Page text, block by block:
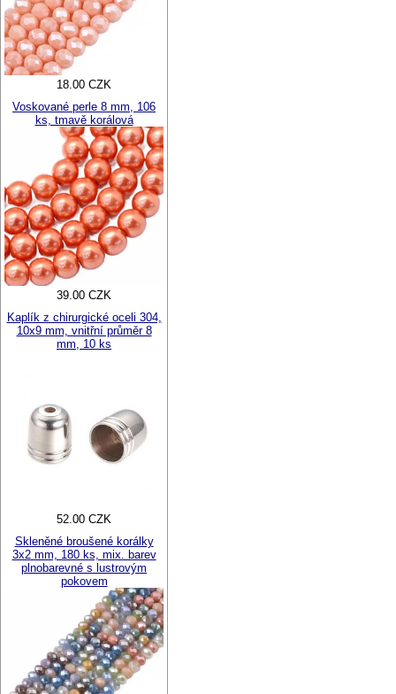
18.00 CZK
Voskované perle 8 mm, 106
ks, tmavě korálová
39.00 CZK
Kaplík z chirurgické oceli 304,
10x9 mm, vnitřní průměr 8
mm, 10 ks
52.00 CZK
Skleněné broušené korálky
3x2 mm, 180 ks, mix. barev
plnobarevné s lustrovým
pokovem